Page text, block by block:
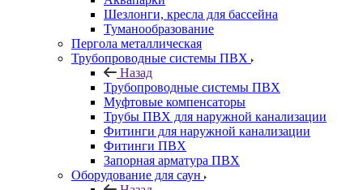
Шезлонги, кресла для бассейна
Туманообразование
Пергола металлическая
Трубопроводные системы ПВХ
Назад
Трубопроводные системы ПВХ
Муфтовые компенсаторы
Трубы ПВХ для наружной канализации
Фитинги для наружной канализации
Фитинги ПВХ
Запорная арматура ПВХ
Оборудование для саун